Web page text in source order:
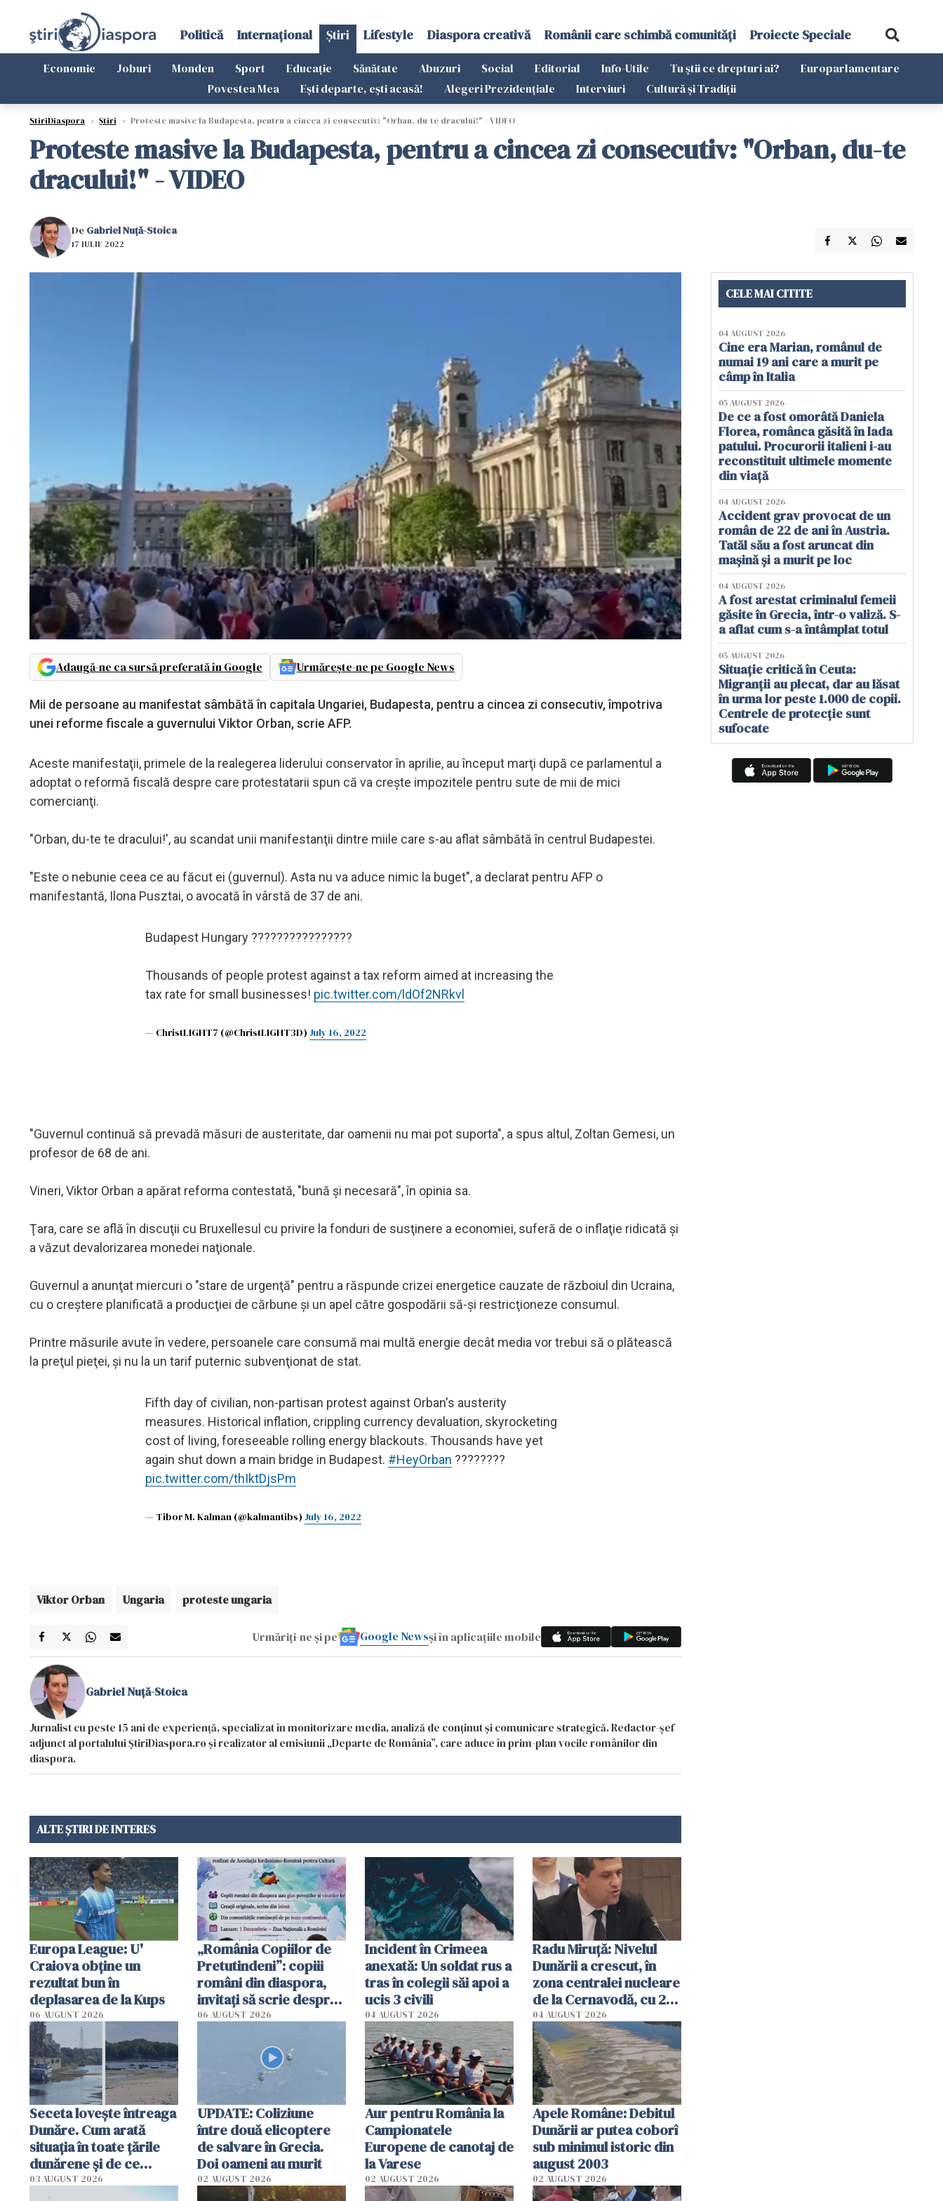
Politică Internațional Știri Lifestyle Diaspora creativă Românii care schimbă comunități Proiecte Speciale
Economie Joburi Monden Sport Educație Sănătate Abuzuri Social Editorial Info-Utile Tu știi ce drepturi ai?
Europarlamentare
Povestea Mea
Ești departe, ești acasă! Alegeri Prezidențiale Interviuri Cultură și Tradiții
StiriDiaspora › Știri › Proteste masive la Budapesta, pentru a cincea zi consecutiv: "Orban, du-te dracului!" - VIDEO
Proteste masive la Budapesta, pentru a cincea zi consecutiv: "Orban, du-te
dracului!" - VIDEO
De Gabriel Nuță-Stoica
17 IULIE 2022
Adaugă-ne ca sursă preferată în Google Urmărește-ne pe Google News
Mii de persoane au manifestat sâmbătă în capitala Ungariei, Budapesta, pentru a cincea zi consecutiv, împotriva
unei reforme fiscale a guvernului Viktor Orban, scrie AFP.
Aceste manifestaţii, primele de la realegerea liderului conservator în aprilie, au început marţi după ce parlamentul a
adoptat o reformă fiscală despre care protestatarii spun că va creşte impozitele pentru sute de mii de mici
comercianţi.
"Orban, du-te te dracului!', au scandat unii manifestanţii dintre miile care s-au aflat sâmbătă în centrul Budapestei.
"Este o nebunie ceea ce au făcut ei (guvernul). Asta nu va aduce nimic la buget", a declarat pentru AFP o
manifestantă, Ilona Pusztai, o avocată în vârstă de 37 de ani.
Budapest Hungary ????????????????
Thousands of people protest against a tax reform aimed at increasing the
tax rate for small businesses! pic.twitter.com/ldOf2NRkvl
— ChristLIGHT7 (@ChristLIGHT3D)July 16, 2022
"Guvernul continuă să prevadă măsuri de austeritate, dar oamenii nu mai pot suporta", a spus altul, Zoltan Gemesi, un
profesor de 68 de ani.
Vineri, Viktor Orban a apărat reforma contestată, "bună şi necesară", în opinia sa.
Ţara, care se află în discuţii cu Bruxellesul cu privire la fonduri de susţinere a economiei, suferă de o inflaţie ridicată şi
a văzut devalorizarea monedei naţionale.
Guvernul a anunţat miercuri o "stare de urgenţă" pentru a răspunde crizei energetice cauzate de războiul din Ucraina,
cu o creştere planificată a producţiei de cărbune şi un apel către gospodării să-şi restricţioneze consumul.
Printre măsurile avute în vedere, persoanele care consumă mai multă energie decât media vor trebui să o plătească
la preţul pieţei, şi nu la un tarif puternic subvenţionat de stat.
Fifth day of civilian, non-partisan protest against Orban's austerity
measures. Historical inflation, crippling currency devaluation, skyrocketing
cost of living, foreseeable rolling energy blackouts. Thousands have yet
again shut down a main bridge in Budapest. #HeyOrban ????????
pic.twitter.com/thIktDjsPm
— Tibor M. Kalman (@kalmantibs)July 16, 2022
Viktor Orban Ungaria proteste ungaria
Urmăriți-ne și pe Google Newsși în aplicațiile mobile
Gabriel Nuță-Stoica
Jurnalist cu peste 15 ani de experiență, specializat în monitorizare media, analiză de conținut și comunicare strategică. Redactor-șef
adjunct al portalului ȘtiriDiaspora.ro și realizator al emisiunii „Departe de România”, care aduce în prim-plan vocile românilor din
diaspora.
ALTE ȘTIRI DE INTERES
Europa League: U'
Craiova obține un
rezultat bun în
deplasarea de la Kups
06 AUGUST 2026
„România Copiilor de
Pretutindeni”: copiii
români din diaspora,
invitați să scrie despre
România într-un volum
06 AUGUST 2026
Incident în Crimeea
anexată: Un soldat rus a
tras în colegii săi apoi a
ucis 3 civili
04 AUGUST 2026
Radu Miruţă: Nivelul
Dunării a crescut, în
zona centralei nucleare
de la Cernavodă, cu 2
cm faţă de ziua trecută
04 AUGUST 2026
Seceta lovește întreaga
Dunăre. Cum arată
situația în toate țările
dunărene și de ce
România resimte
03 AUGUST 2026
UPDATE: Coliziune
între două elicoptere
de salvare în Grecia.
Doi oameni au murit
02 AUGUST 2026
Aur pentru România la
Campionatele
Europene de canotaj de
la Varese
02 AUGUST 2026
Apele Române: Debitul
Dunării ar putea coborî
sub minimul istoric din
august 2003
02 AUGUST 2026
CELE MAI CITITE
04 AUGUST 2026
Cine era Marian, românul de
numai 19 ani care a murit pe
câmp în Italia
05 AUGUST 2026
De ce a fost omorâtă Daniela
Florea, românca găsită în lada
patului. Procurorii italieni i-au
reconstituit ultimele momente
din viață
04 AUGUST 2026
Accident grav provocat de un
român de 22 de ani în Austria.
Tatăl său a fost aruncat din
mașină și a murit pe loc
04 AUGUST 2026
A fost arestat criminalul femeii
găsite în Grecia, într-o valiză. S-
a aflat cum s-a întâmplat totul
05 AUGUST 2026
Situație critică în Ceuta:
Migranții au plecat, dar au lăsat
în urma lor peste 1.000 de copii.
Centrele de protecție sunt
sufocate